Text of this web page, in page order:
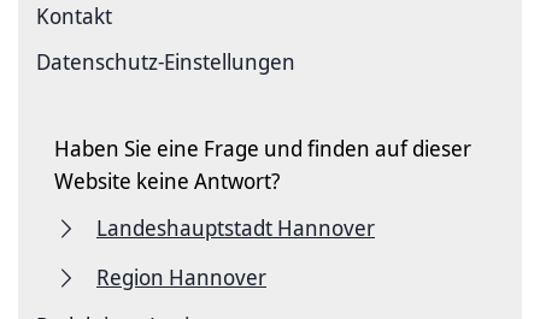
Kontakt
Datenschutz-Einstellungen
Haben Sie eine Frage und finden auf dieser
Website keine Antwort?
Landeshauptstadt Hannover
Region Hannover